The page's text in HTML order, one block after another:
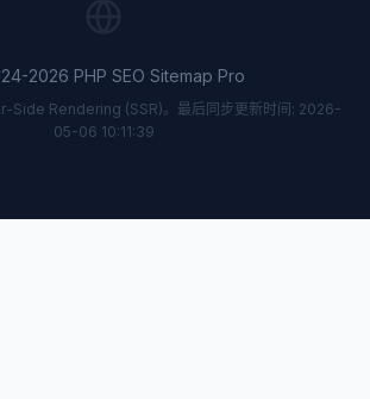
2026 PHP SEO Sitemap Pro
Side Rendering (SSR)。最后同步更新时间: 2026-
05-06 10:11:39